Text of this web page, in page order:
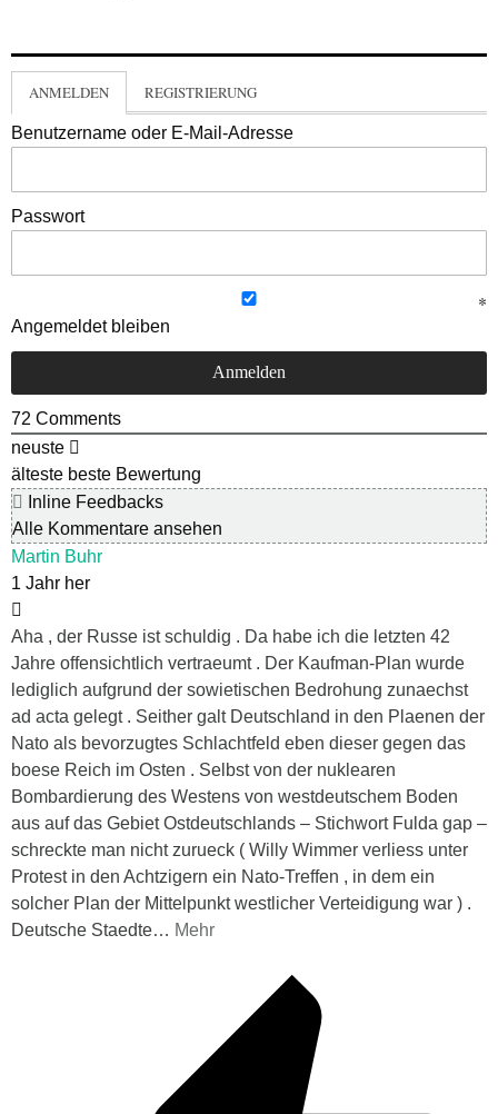
ANMELDEN REGISTRIERUNG
Benutzername oder E-Mail-Adresse
Passwort
Angemeldet bleiben
72 Comments
neuste
älteste beste Bewertung
Inline Feedbacks
Alle Kommentare ansehen
Martin Buhr
1 Jahr her
Aha , der Russe ist schuldig . Da habe ich die letzten 42
Jahre offensichtlich vertraeumt . Der Kaufman-Plan wurde
lediglich aufgrund der sowietischen Bedrohung zunaechst
ad acta gelegt . Seither galt Deutschland in den Plaenen der
Nato als bevorzugtes Schlachtfeld eben dieser gegen das
boese Reich im Osten . Selbst von der nuklearen
Bombardierung des Westens von westdeutschem Boden
aus auf das Gebiet Ostdeutschlands – Stichwort Fulda gap –
schreckte man nicht zurueck ( Willy Wimmer verliess unter
Protest in den Achtzigern ein Nato-Treffen , in dem ein
solcher Plan der Mittelpunkt westlicher Verteidigung war ) .
Deutsche Staedte… Mehr